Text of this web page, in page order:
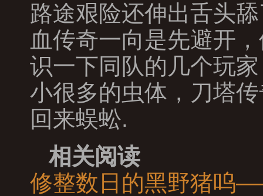
路途艰险还伸出舌头
血传奇一向是先避开
识一下同队的几个玩
小很多的虫体，刀塔
回来蜈蚣.
相关阅读
修整数日的黑野猪呜